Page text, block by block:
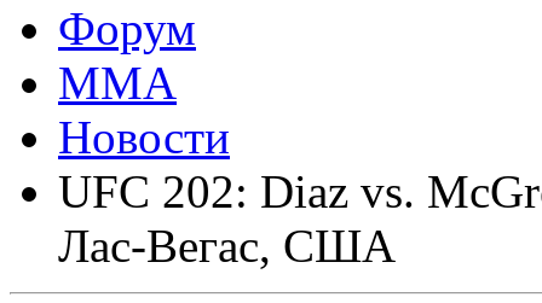
Форум
ММА
Новости
UFC 202: Diaz vs.
Лас-Вегас, США